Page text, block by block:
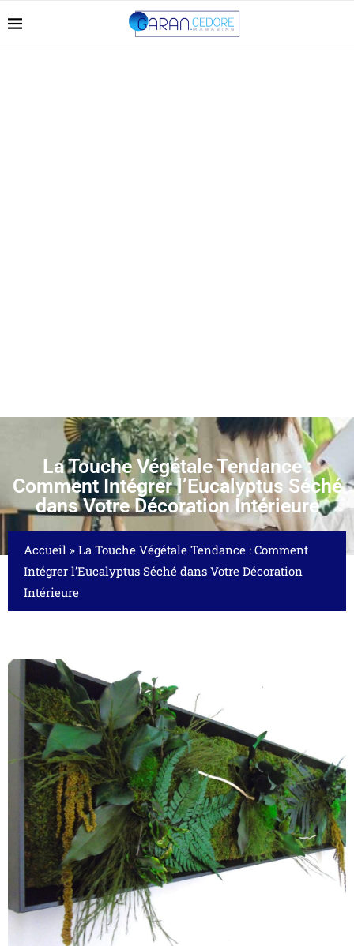
La Touche Végétale Tendance :
Comment Intégrer l’Eucalyptus Séché
dans Votre Décoration Intérieure
Accueil » La Touche Végétale Tendance : Comment
Intégrer l’Eucalyptus Séché dans Votre Décoration
Intérieure